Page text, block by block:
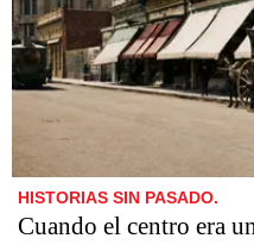
HISTORIAS SIN PASADO.
Cuando el centro era